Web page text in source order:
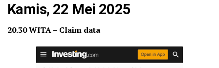
Kamis, 22 Mei 2025
20.30 WITA – Claim data